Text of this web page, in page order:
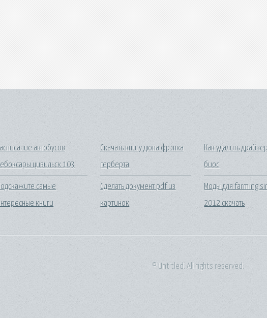
автобусов
цивильск 103
самые
книги
Скачать книгу дюна фрэнка
герберта
Сделать документ pdf из
картинок
Как удалить
биос
Моды для farming
2012 скачать
© Untitled. All rights reserved.